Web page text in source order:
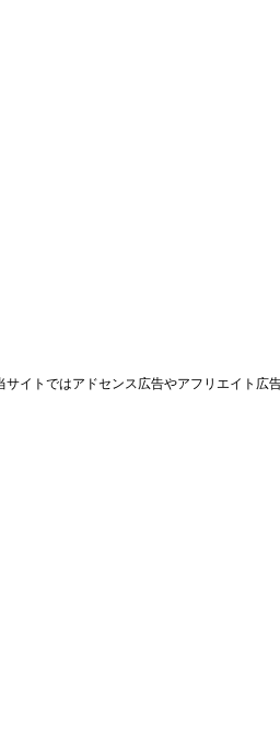
サイトではアドセンス広告やアフリエイト広